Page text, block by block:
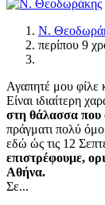
Ν.
περίπου 9
Αγαπητέ μου φίλε
Είναι ιδιαίτερη
στη θάλασσα
πράγματι πολύ
εδώ ώς τις 12
επιστρέφουμε,
Αθήνα.
Σε...